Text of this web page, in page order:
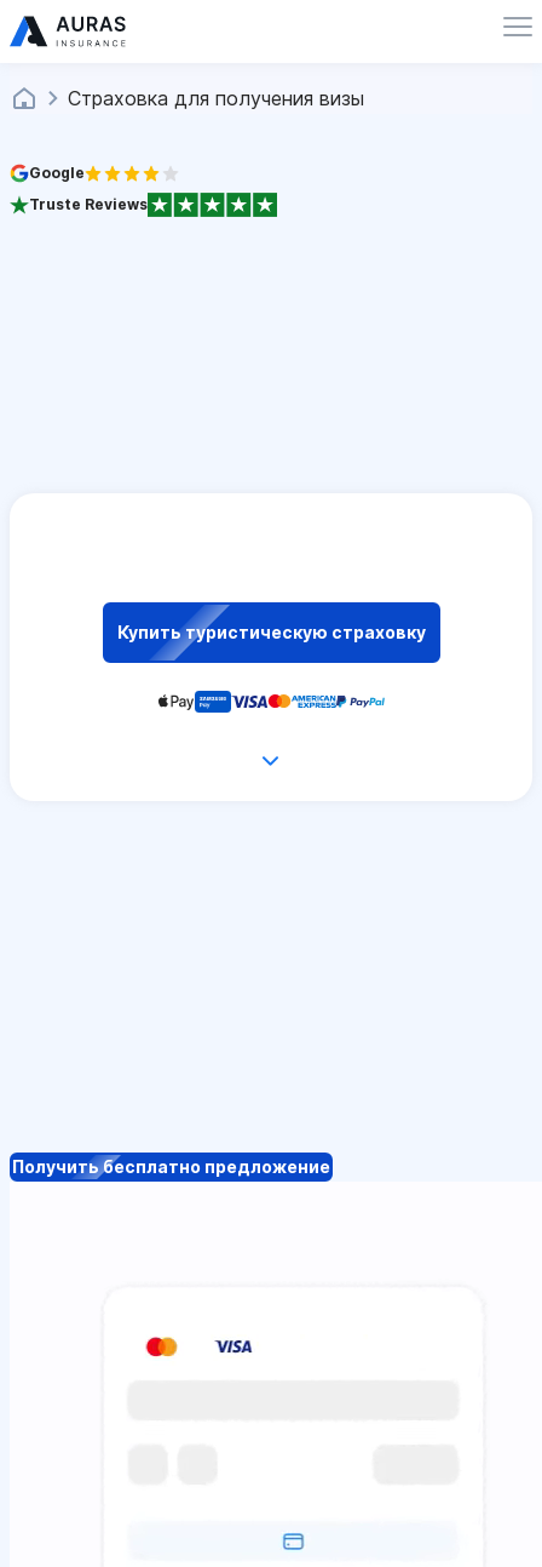
Страховка для получения визы
Google
Truste Reviews
Купить туристическую страховку
Получить бесплатно предложение